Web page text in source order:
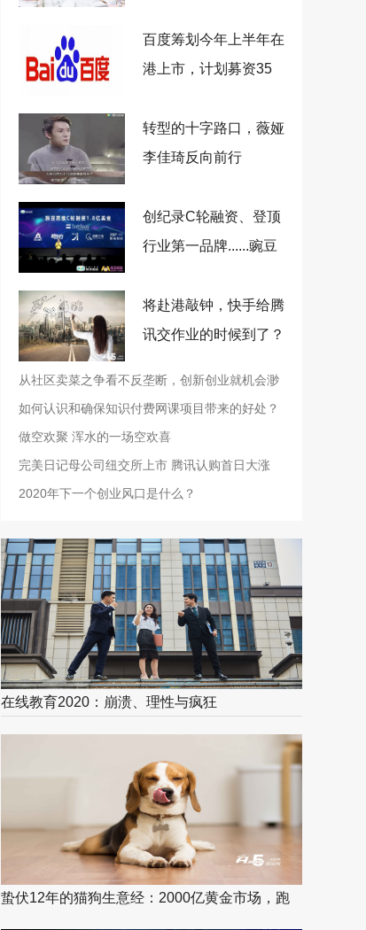
百度筹划今年上半年在
港上市，计划募资35
转型的十字路口，薇娅
李佳琦反向前行
创纪录C轮融资、登顶
行业第一品牌......豌豆
将赴港敲钟，快手给腾
讯交作业的时候到了？
从社区卖菜之争看不反垄断，创新创业就机会渺
茫了
如何认识和确保知识付费网课项目带来的好处？
做空欢聚 浑水的一场空欢喜
完美日记母公司纽交所上市 腾讯认购首日大涨
2020年下一个创业风口是什么？
在线教育2020：崩溃、理性与疯狂
蛰伏12年的猫狗生意经：2000亿黄金市场，跑